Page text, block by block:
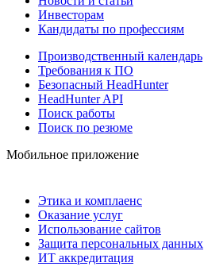
Инвесторам
Кандидаты по профессиям
Производственный календарь
Требования к ПО
Безопасный HeadHunter
HeadHunter API
Поиск работы
Поиск по резюме
Мобильное приложение
Этика и комплаенс
Оказание услуг
Использование сайтов
Защита персональных данных
ИТ аккредитация